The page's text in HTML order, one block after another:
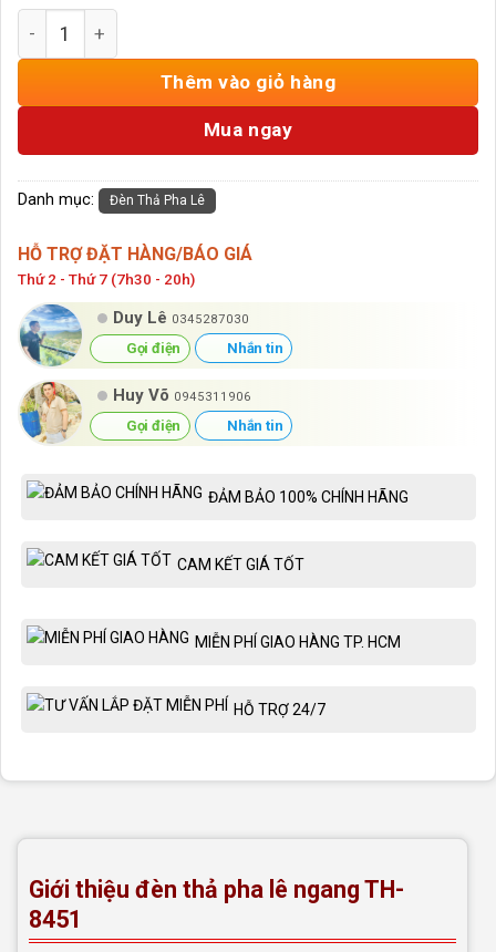
Thêm vào giỏ hàng
Mua ngay
Danh mục: Đèn Thả Pha Lê
HỖ TRỢ ĐẶT HÀNG/BÁO GIÁ
Thứ 2 - Thứ 7 (7h30 - 20h)
Duy Lê 0345287030
Gọi điện Nhắn tin
Huy Võ 0945311906
Gọi điện Nhắn tin
ĐẢM BẢO 100% CHÍNH HÃNG
CAM KẾT GIÁ TỐT
MIỄN PHÍ GIAO HÀNG TP. HCM
HỖ TRỢ 24/7
Giới thiệu đèn thả pha lê ngang TH-
8451